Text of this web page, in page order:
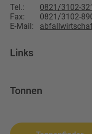
Tel.:
0821/3102-
Fax:
0821/3102-
E-Mail:
Links
Über uns
Tonnen
Biomüll